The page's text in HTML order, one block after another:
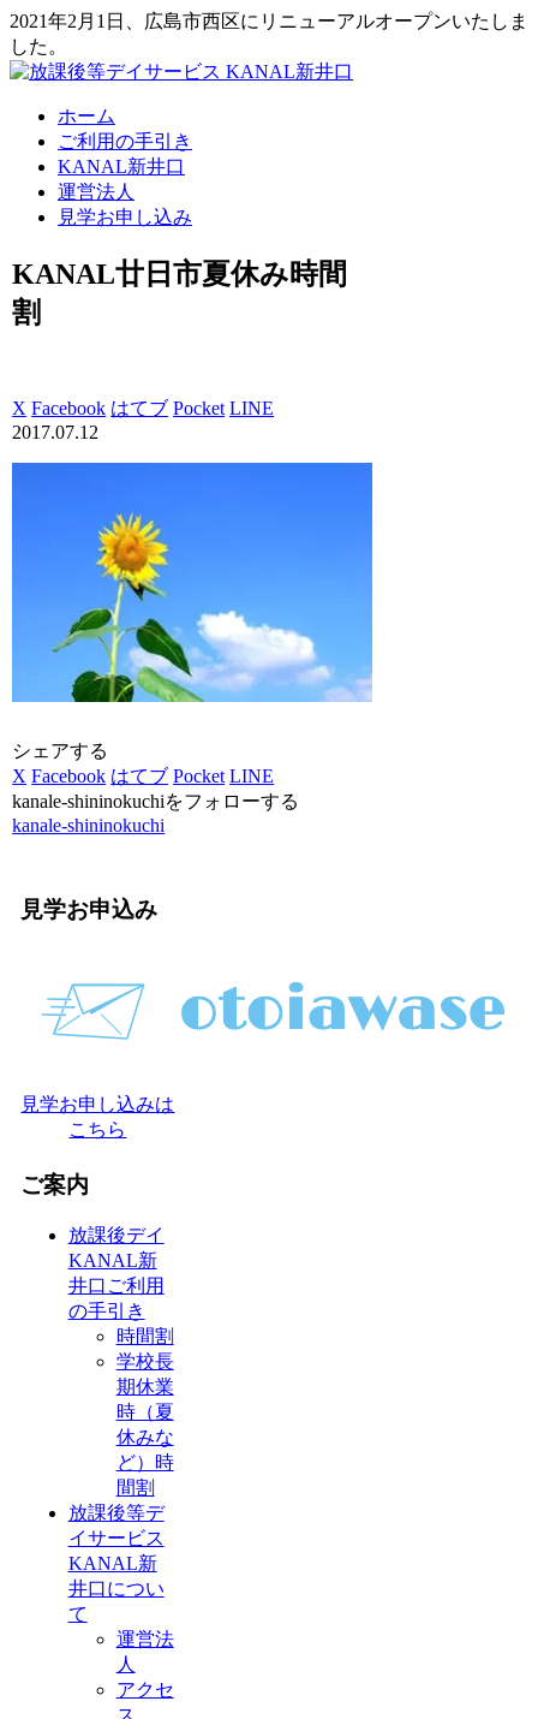
2021年2月1日、広島市西区にリニューアルオープンいたしま
した。
ホーム
ご利用の手引き
KANAL新井口
運営法人
見学お申し込み
KANAL廿日市夏休み時間
割
X Facebook はてブ Pocket LINE
2017.07.12
シェアする
X Facebook はてブ Pocket LINE
kanale-shininokuchiをフォローする
kanale-shininokuchi
見学お申込み
見学お申し込みは
こちら
ご案内
放課後デイ
KANAL新
井口ご利用
の手引き
時間割
学校長
期休業
時（夏
休みな
ど）時
間割
放課後等デ
イサービス
KANAL新
井口につい
て
運営法
人
アクセ
ス